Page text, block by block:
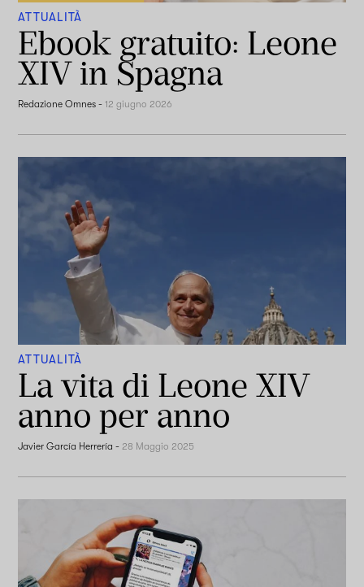
ATTUALITÀ
Ebook gratuito: Leone
XIV in Spagna
Redazione Omnes -12 giugno 2026
ATTUALITÀ
La vita di Leone XIV
anno per anno
Javier García Herrería -28 Maggio 2025